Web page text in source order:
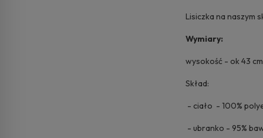
Lisiczka na naszym
Wymiary:
wysokość - ok 43 cm
Skład:
- ciało - 100%
- ubranko - 95%